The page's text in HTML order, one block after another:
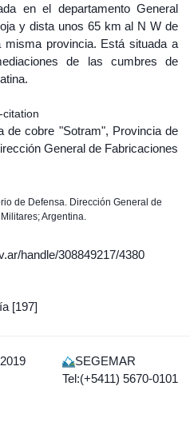
en el departamento General
y dista unos 65 km al N W de
misma provincia. Está situada a
de las cumbres de
de cobre "Sotram", Provincia de
General de Fabricaciones
de Defensa. Dirección General de
Argentina.
handle/308849217/4380
[197]
SEGEMAR
Tel:(+5411) 5670-0101